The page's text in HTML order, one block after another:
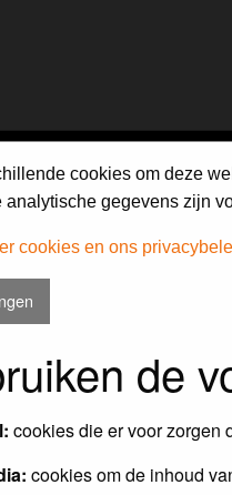
cookies om deze
analytische gegevens zijn
cookies en ons
de
cookies die er voor zorgen
cookies om de inhoud
and